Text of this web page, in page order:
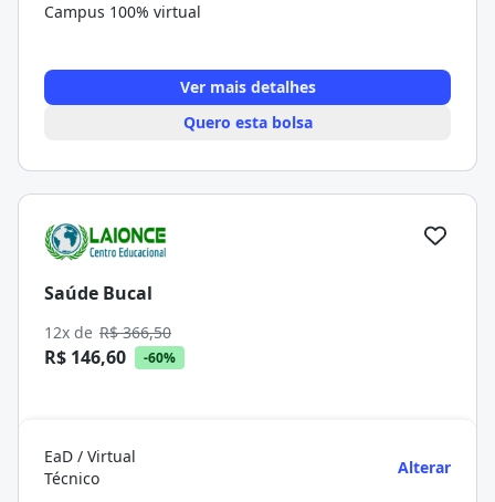
Campus 100% virtual
Ver mais detalhes
Quero esta bolsa
Saúde Bucal
12x de R$ 366,50
R$ 146,60 -60%
EaD / Virtual
Técnico
Alterar